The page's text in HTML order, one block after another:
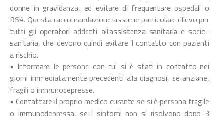
donne in gravidanza, ed evitare di frequentare ospedali o
RSA. Questa raccomandazione assume particolare rilievo per
tutti gli operatori addetti all’assistenza sanitaria e socio-
sanitaria, che devono quindi evitare il contatto con pazienti
a rischio.
• Informare le persone con cui si è stati in contatto nei
giorni immediatamente precedenti alla diagnosi, se anziane,
fragili o immunodepresse.
• Contattare il proprio medico curante se si è persona fragile
o immunodepressa, se i sintomi non si risolvono dopo 3